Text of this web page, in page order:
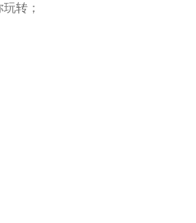
转；